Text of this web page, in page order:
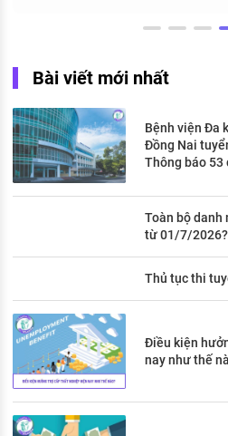
Bài viết mới nhất
Bệnh viện Đa
Đồng Nai
Thông báo 53
Toàn bộ danh
từ 01/7/2026?
Thủ tục thi
Điều kiện
nay như thế